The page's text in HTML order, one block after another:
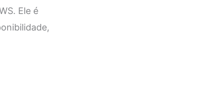
Ele é